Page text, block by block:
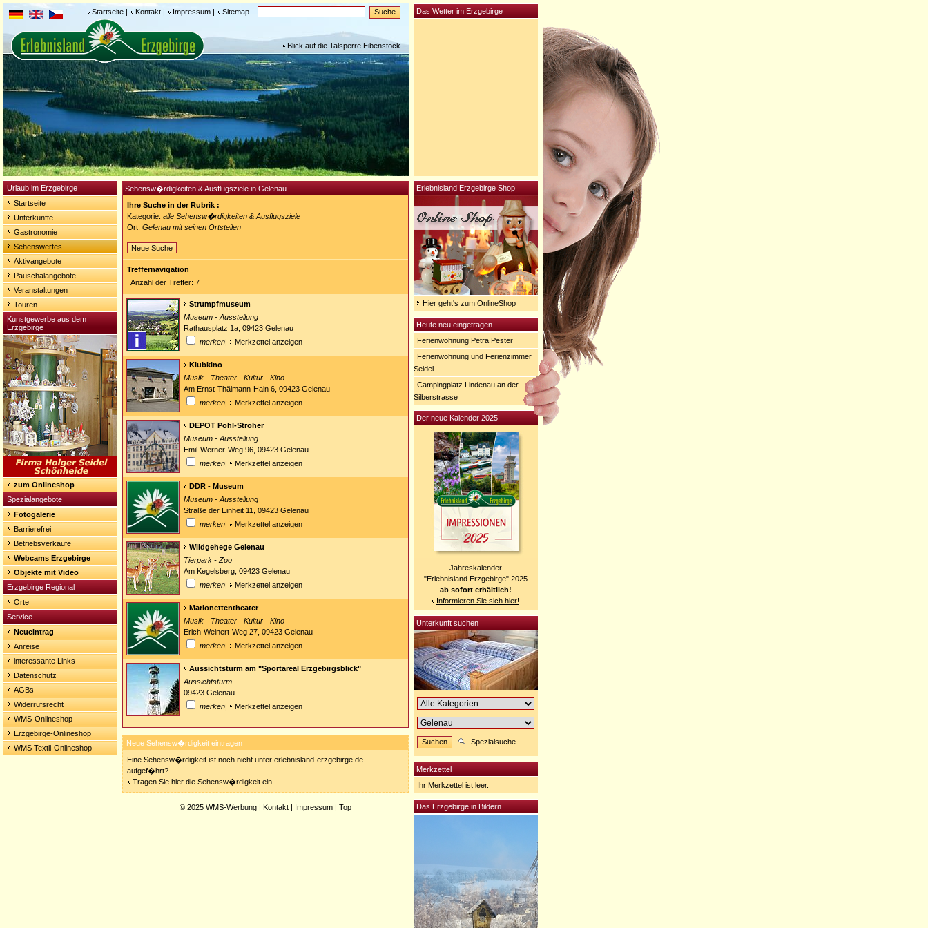
Startseite | Kontakt | Impressum | Sitemap
Blick auf die Talsperre Eibenstock
Urlaub im Erzgebirge
Startseite
Unterkünfte
Gastronomie
Sehenswertes
Aktivangebote
Pauschalangebote
Veranstaltungen
Touren
Kunstgewerbe aus dem
Erzgebirge
zum Onlineshop
Spezialangebote
Fotogalerie
Barrierefrei
Betriebsverkäufe
Webcams Erzgebirge
Objekte mit Video
Erzgebirge Regional
Orte
Service
Neueintrag
Anreise
interessante Links
Datenschutz
AGBs
Widerrufsrecht
WMS-Onlineshop
Erzgebirge-Onlineshop
WMS Textil-Onlineshop
Sehensw�rdigkeiten & Ausflugsziele in Gelenau
Ihre Suche in der Rubrik :
Kategorie: alle Sehensw�rdigkeiten & Ausflugsziele
Ort: Gelenau mit seinen Ortsteilen
Neue Suche
Treffernavigation
Anzahl der Treffer: 7
Strumpfmuseum
Museum - Ausstellung
Rathausplatz 1a, 09423 Gelenau
merken| Merkzettel anzeigen
Klubkino
Musik - Theater - Kultur - Kino
Am Ernst-Thälmann-Hain 6, 09423 Gelenau
merken| Merkzettel anzeigen
DEPOT Pohl-Ströher
Museum - Ausstellung
Emil-Werner-Weg 96, 09423 Gelenau
merken| Merkzettel anzeigen
DDR - Museum
Museum - Ausstellung
Straße der Einheit 11, 09423 Gelenau
merken| Merkzettel anzeigen
Wildgehege Gelenau
Tierpark - Zoo
Am Kegelsberg, 09423 Gelenau
merken| Merkzettel anzeigen
Marionettentheater
Musik - Theater - Kultur - Kino
Erich-Weinert-Weg 27, 09423 Gelenau
merken| Merkzettel anzeigen
Aussichtsturm am "Sportareal Erzgebirgsblick"
Aussichtsturm
09423 Gelenau
merken| Merkzettel anzeigen
Neue Sehensw�rdigkeit eintragen
Eine Sehensw�rdigkeit ist noch nicht unter erlebnisland-erzgebirge.de
aufgef�hrt?
Tragen Sie hier die Sehensw�rdigkeit ein.
© 2025 WMS-Werbung | Kontakt | Impressum | Top
Erlebnisland Erzgebirge Shop
Hier geht's zum OnlineShop
Heute neu eingetragen
Ferienwohnung Petra Pester
Ferienwohnung und Ferienzimmer
Seidel
Campingplatz Lindenau an der
Silberstrasse
Der neue Kalender 2025
Jahreskalender
"Erlebnisland Erzgebirge" 2025
ab sofort erhältlich!
Informieren Sie sich hier!
Unterkunft suchen
Spezialsuche
Merkzettel
Ihr Merkzettel ist leer.
Das Erzgebirge in Bildern
Das Wetter im Erzgebirge